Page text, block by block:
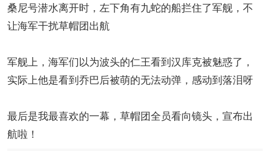
桑尼号潜水离开时，左下角有九蛇的船拦住了军舰，不
让海军干扰草帽团出航
军舰上，海军们以为波头的仁王看到汉库克被魅惑了，
实际上他是看到乔巴后被萌的无法动弹，感动到落泪呀
最后是我最喜欢的一幕，草帽团全员看向镜头，宣布出
航啦！